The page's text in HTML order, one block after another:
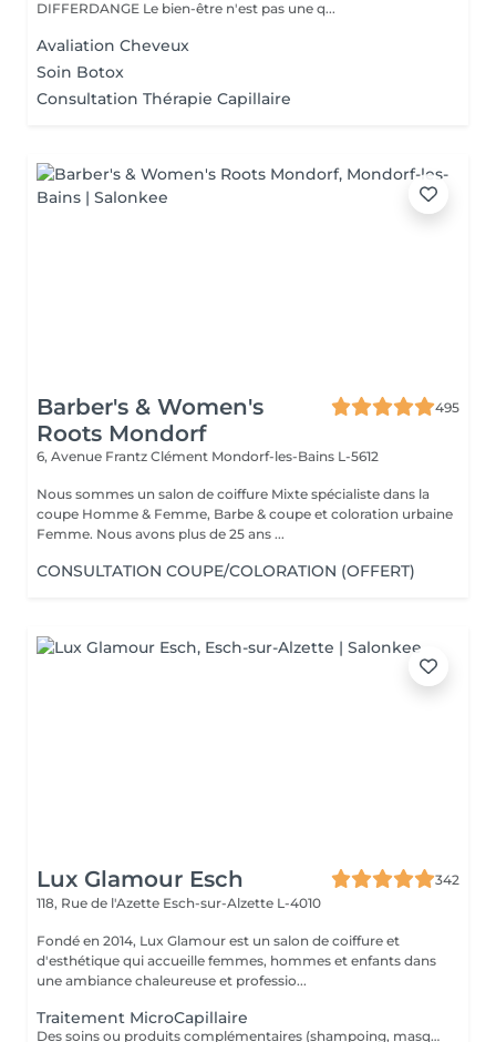
DIFFERDANGE Le bien-être n'est pas une q...
Avaliation Cheveux
Soin Botox
Consultation Thérapie Capillaire
Barber's & Women's
Roots Mondorf
495
6, Avenue Frantz Clément Mondorf-les-Bains L-5612
Nous sommes un salon de coiffure Mixte spécialiste dans la
coupe Homme & Femme, Barbe & coupe et coloration urbaine
Femme. Nous avons plus de 25 ans ...
CONSULTATION COUPE/COLORATION (OFFERT)
Lux Glamour Esch
342
118, Rue de l'Azette Esch-sur-Alzette L-4010
Fondé en 2014, Lux Glamour est un salon de coiffure et
d'esthétique qui accueille femmes, hommes et enfants dans
une ambiance chaleureuse et professio...
Traitement MicroCapillaire
Des soins ou produits complémentaires (shampoing, masques, hydratations profondes, fixateurs, etc.) peuvent être suggérés lors de votre venue, selon l'état de vos cheveux et vos objectifs beauté. Ces compléments ne figurent pas dans la réservation en ligne. Ces options peuvent entraîner un coût supplémentaire, toujours communiqué clairement avant toute application.